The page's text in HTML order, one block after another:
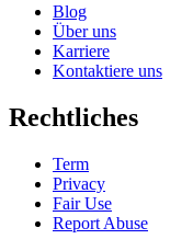
Blog
Über uns
Karriere
Kontaktiere uns
Rechtliches
Term
Privacy
Fair Use
Report Abuse